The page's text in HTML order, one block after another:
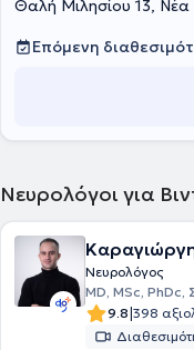
εργαστεί σε πολλά
συνεργάτης στη
του Πανεπιστημίου
Νοσοκομείο "Υγεία".
Θαλή Μιλησίου 13,
Επόμενη
Νευρολόγοι για
Νευρολόγος
MD, MSc, PhDc,
9.8|398